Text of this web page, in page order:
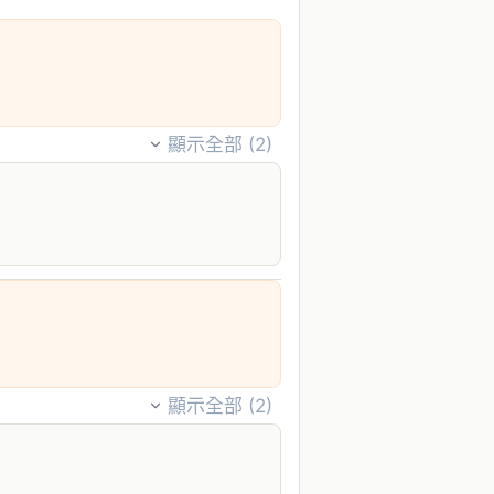
顯示全部 (2)
顯示全部 (2)